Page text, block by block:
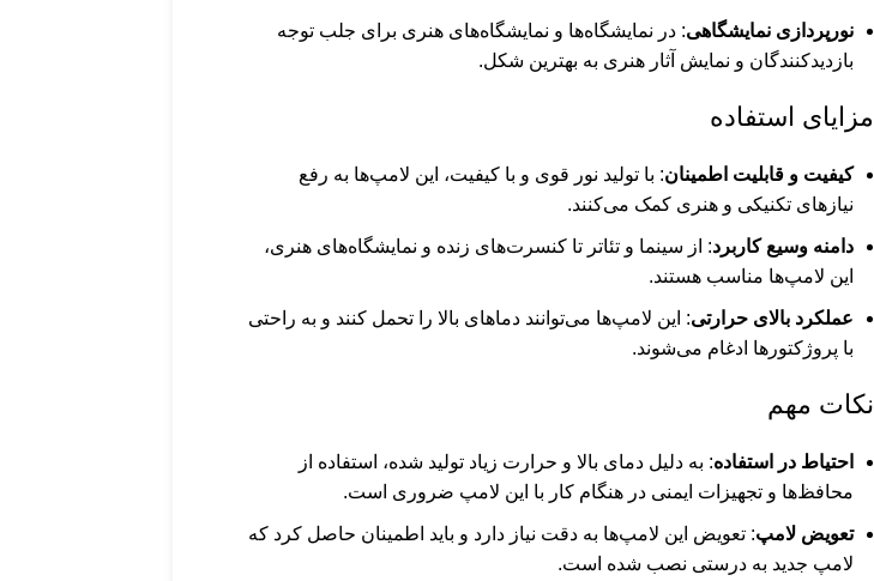
نورپردازی نمایشگاهی: در نمایشگاه‌ها و نمایشگاه‌های هنری برای جلب توجه
بازدیدکنندگان و نمایش آثار هنری به بهترین شکل.
مزایای استفاده
کیفیت و قابلیت اطمینان: با تولید نور قوی و با کیفیت، این لامپ‌ها به رفع
نیازهای تکنیکی و هنری کمک می‌کنند.
دامنه وسیع کاربرد: از سینما و تئاتر تا کنسرت‌های زنده و نمایشگاه‌های هنری،
این لامپ‌ها مناسب هستند.
عملکرد بالای حرارتی: این لامپ‌ها می‌توانند دماهای بالا را تحمل کنند و به راحتی
با پروژکتورها ادغام می‌شوند.
نکات مهم
احتیاط در استفاده: به دلیل دمای بالا و حرارت زیاد تولید شده، استفاده از
محافظ‌ها و تجهیزات ایمنی در هنگام کار با این لامپ ضروری است.
تعویض لامپ: تعویض این لامپ‌ها به دقت نیاز دارد و باید اطمینان حاصل کرد که
لامپ جدید به درستی نصب شده است.